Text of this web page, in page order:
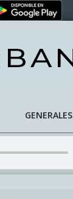
GENERALES